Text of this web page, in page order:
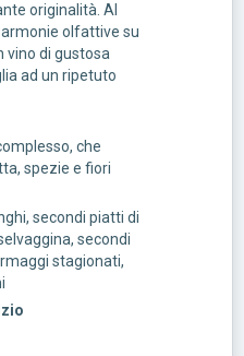
originalità. Al
olfattive su
vino di gustosa
ad un ripetuto
che
spezie e fiori
secondi piatti di
secondi
stagionati,